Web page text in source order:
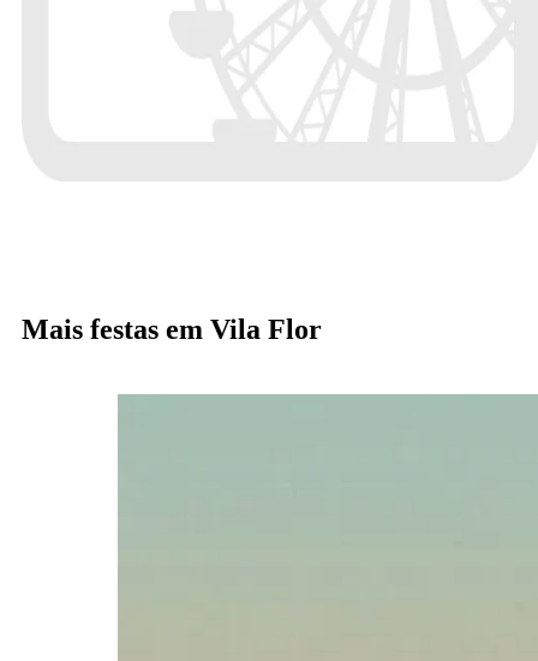
Mais festas em Vila Flor